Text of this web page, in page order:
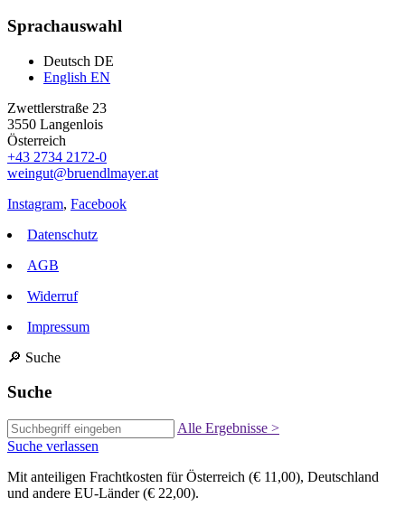
Sprachauswahl
Deutsch DE
English EN
Zwettlerstraße 23
3550 Langenlois
Österreich
+43 2734 2172-0
weingut@bruendlmayer.at
Instagram, Facebook
Datenschutz
AGB
Widerruf
Impressum
🔎 Suche
Suche
Alle Ergebnisse >
Suche verlassen
Mit anteiligen Frachtkosten für Österreich (€ 11,00), Deutschland
und andere EU-Länder (€ 22,00).